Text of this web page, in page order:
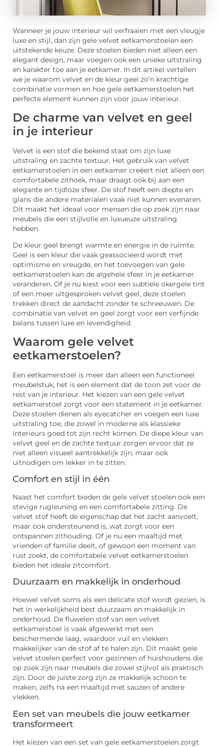
Wanneer je jouw interieur wil verfraaien met een vleugje
luxe en stijl, dan zijn gele velvet eetkamerstoelen een
uitstekende keuze. Deze stoelen bieden niet alleen een
elegant design, maar voegen ook een unieke uitstraling
en karakter toe aan je eetkamer. In dit artikel vertellen
we je waarom velvet en de kleur geel zo’n krachtige
combinatie vormen en hoe gele eetkamerstoelen het
perfecte element kunnen zijn voor jouw interieur.
De charme van velvet en geel
in je interieur
Velvet is een stof die bekend staat om zijn luxe
uitstraling en zachte textuur. Het gebruik van velvet
eetkamerstoelen in een eetkamer creëert niet alleen een
comfortabele zithoek, maar draagt ook bij aan een
elegante en tijdloze sfeer. De stof heeft een diepte en
glans die andere materialen vaak niet kunnen evenaren.
Dit maakt het ideaal voor mensen die op zoek zijn naar
meubels die een stijlvolle en luxueuze uitstraling
hebben.
De kleur geel brengt warmte en energie in de ruimte.
Geel is een kleur die vaak geassocieerd wordt met
optimisme en vreugde, en het toevoegen van gele
eetkamerstoelen kan de algehele sfeer in je eetkamer
veranderen. Of je nu kiest voor een subtiele okergele tint
of een meer uitgesproken velvet geel, deze stoelen
trekken direct de aandacht zonder te schreeuwen. De
combinatie van velvet en geel zorgt voor een verfijnde
balans tussen luxe en levendigheid.
Waarom gele velvet
eetkamerstoelen?
Een eetkamerstoel is meer dan alleen een functioneel
meubelstuk; het is een element dat de toon zet voor de
rest van je interieur. Het kiezen van een gele velvet
eetkamerstoel zorgt voor een statement in je eetkamer.
Deze stoelen dienen als eyecatcher en voegen een luxe
uitstraling toe, die zowel in moderne als klassieke
interieurs goed tot zijn recht komen. De diepe kleur van
velvet geel en de zachte textuur zorgen ervoor dat ze
niet alleen visueel aantrekkelijk zijn, maar ook
uitnodigen om lekker in te zitten.
Comfort en stijl in één
Naast het comfort bieden de gele velvet stoelen ook een
stevige rugleuning en een comfortabele zitting. De
velvet stof heeft de eigenschap dat het zacht aanvoelt,
maar ook ondersteunend is, wat zorgt voor een
ontspannen zithouding. Of je nu een maaltijd met
vrienden of familie deelt, of gewoon een moment van
rust zoekt, de comfortabele velvet eetkamerstoelen
bieden het ideale zitcomfort.
Duurzaam en makkelijk in onderhoud
Hoewel velvet soms als een delicate stof wordt gezien, is
het in werkelijkheid best duurzaam en makkelijk in
onderhoud. De fluwelen stof van een velvet
eetkamerstoel is vaak afgewerkt met een
beschermende laag, waardoor vuil en vlekken
makkelijker van de stof af te halen zijn. Dit maakt gele
velvet stoelen perfect voor gezinnen of huishoudens die
op zoek zijn naar meubels die zowel stijlvol als praktisch
zijn. Door de juiste zorg zijn ze makkelijk schoon te
maken, zelfs na een maaltijd met sauzen of andere
vlekken.
Een set van meubels die jouw eetkamer
transformeert
Het kiezen van een set van gele eetkamerstoelen zorgt